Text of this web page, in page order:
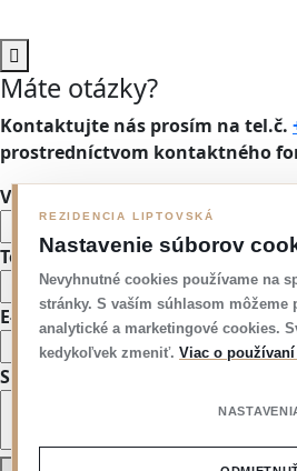
Máte otázky?
Kontaktujte nás prosím na tel.č.
prostredníctvom kontaktného
Vaše meno
Tel.č.
E-mail
Správa
REZIDENCIA LIPTOVSKÁ
Nastavenie súborov
Nevyhnutné cookies používame na
stránky. S vaším súhlasom môžeme
analytické a marketingové cookies.
kedykoľvek zmeniť. Viac o